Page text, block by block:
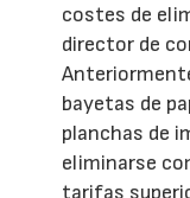
costes de
director de
bayetas de
planchas de
eliminarse
tarifas